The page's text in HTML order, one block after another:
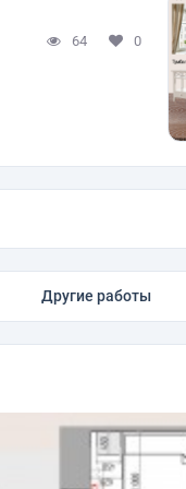
64 0
Другие работы